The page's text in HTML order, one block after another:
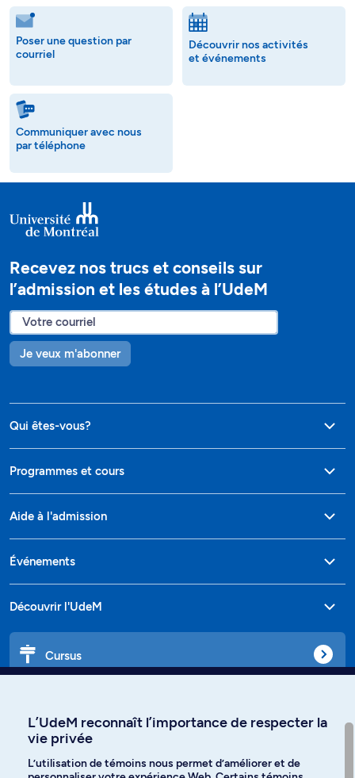
Poser une question par
courriel
Découvrir nos activités
et événements
Communiquer avec nous
par téléphone
Recevez nos trucs et conseils sur
l’admission et les études à l’UdeM
Je veux m'abonner
Qui êtes-vous?
Programmes et cours
Aide à l'admission
Événements
Découvrir l'UdeM
Cursus
L’UdeM reconnaît l’importance de respecter la
vie privée
L’utilisation de témoins nous permet d’améliorer et de